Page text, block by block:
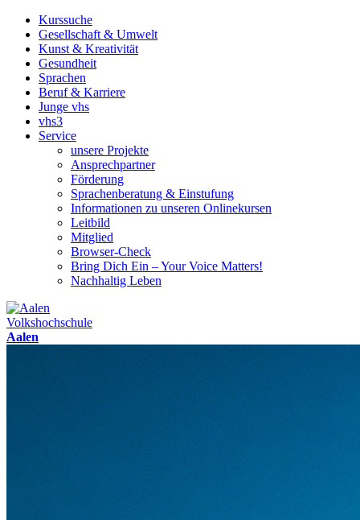
Kurssuche
Gesellschaft & Umwelt
Kunst & Kreativität
Gesundheit
Sprachen
Beruf & Karriere
Junge vhs
vhs3
Service
unsere Projekte
Ansprechpartner
Förderung
Sprachenberatung & Einstufung
Informationen zu unseren Onlinekursen
Leitbild
Mitglied
Browser-Check
Bring Dich Ein – Your Voice Matters!
Nachhaltig Leben
Volkshochschule
Aalen